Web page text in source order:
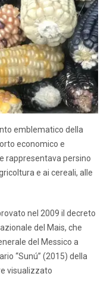
emblematico della
economico e
rappresentava persino
e ai cereali, alle
nel 2009 il decreto
del Mais, che
del Messico a
“Sunú” (2015) della
visualizzato